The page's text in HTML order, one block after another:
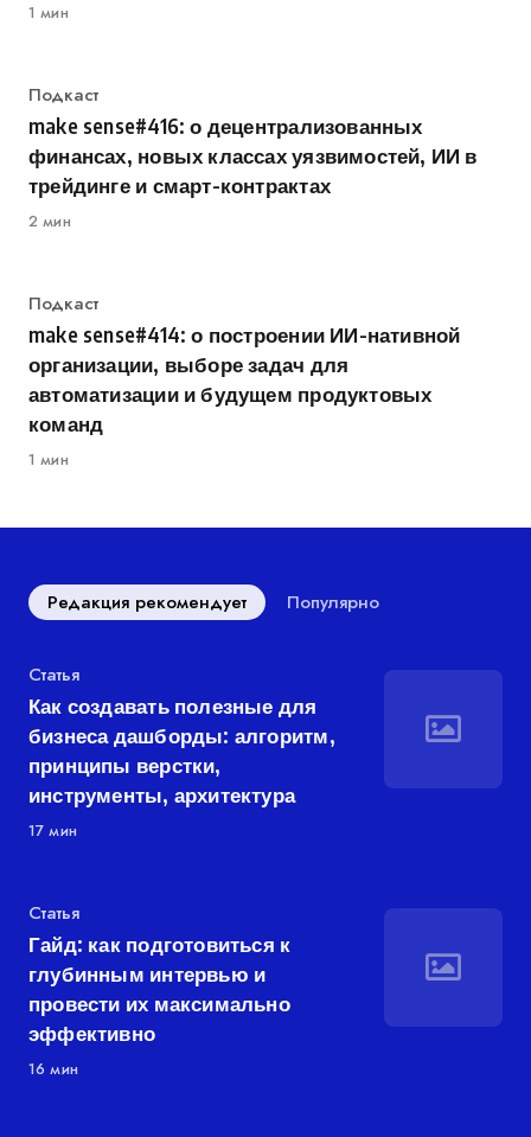
1 мин
Категория
Подкаст
make sense#416: о децентрализованных
финансах, новых классах уязвимостей, ИИ в
трейдинге и смарт-контрактах
2 мин
Категория
Подкаст
make sense#414: о построении ИИ-нативной
организации, выборе задач для
автоматизации и будущем продуктовых
команд
1 мин
Редакция рекомендует Популярно
Категория
Статья
Как создавать полезные для
бизнеса дашборды: алгоритм,
принципы верстки,
инструменты, архитектура
17 мин
Категория
Статья
Гайд: как подготовиться к
глубинным интервью и
провести их максимально
эффективно
16 мин